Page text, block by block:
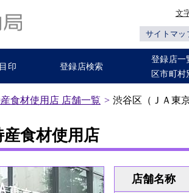
文
サイトマッ
印 登録店検索
登録店一
区市町村
食材使用店 店舗一覧 渋谷区（ＪＡ東
食材使用店
店舗名称